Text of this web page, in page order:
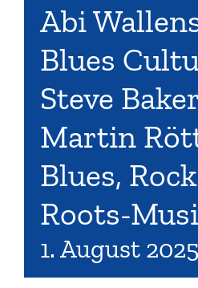
Abi
Blues
Steve
Martin
Blues,
Roots-
1. August